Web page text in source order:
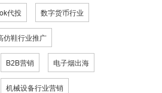
代投 数字货币行业
仿鞋行业推广
B2B营销 电子烟出海
机械设备行业营销